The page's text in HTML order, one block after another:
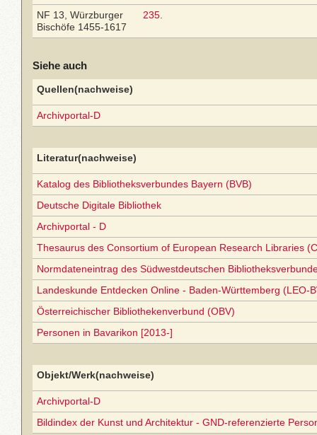
NF 13, Würzburger
Bischöfe 1455-1617
235
Siehe auch
Quellen(nachweise)
Archivportal-D
Literatur(nachweise)
Katalog des Bibliotheksverbundes Bayern (BVB)
Deutsche Digitale Bibliothek
Archivportal - D
Thesaurus des Consortium of European Research Libraries
Normdateneintrag des Südwestdeutschen
Landeskunde Entdecken Online - Baden-Württemberg (LEO-
Österreichischer Bibliothekenverbund (OBV)
Personen in Bavarikon [2013-]
Objekt/Werk(nachweise)
Archivportal-D
Bildindex der Kunst und Architektur - GND-referenzierte